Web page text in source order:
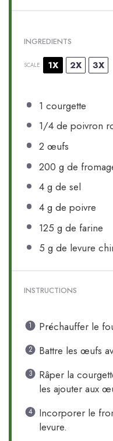
INGREDIENTS
SCALE 1X 2X 3X
1 courgette
1/4de poivron
2 œufs
200 g de
4 g de sel
4 g de poivre
125 g de farine
5 g de levure
INSTRUCTIONS
Préchauffer le
Battre les œufs
Râper la
les ajouter aux
Incorporer le
levure.